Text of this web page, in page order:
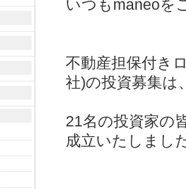
いつもmaneoを
不動産担保付き
社)の投資募集は
21名の投資家の
成立いたしまし